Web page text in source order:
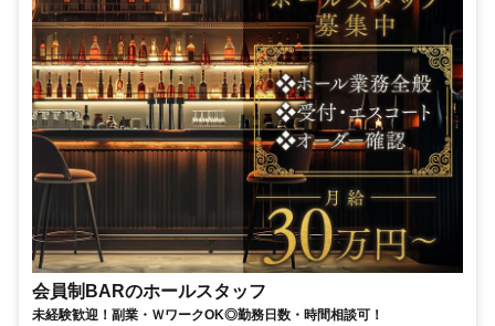
会員制BARのホールスタッフ
未経験歓迎！副業・ＷワークOK◎勤務日数・時間相談可！